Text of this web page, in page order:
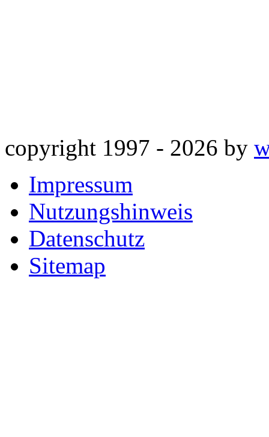
copyright 1997 - 2026 by
Impressum
Nutzungshinweis
Datenschutz
Sitemap